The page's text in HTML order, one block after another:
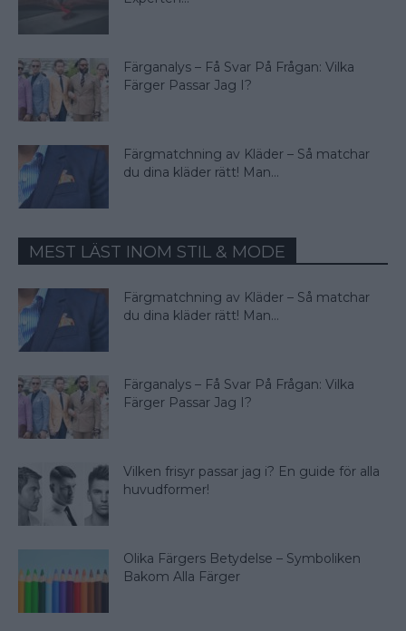
Färganalys – Få Svar På Frågan: Vilka
Färger Passar Jag I?
Färgmatchning av Kläder – Så matchar
du dina kläder rätt! Man...
MEST LÄST INOM STIL & MODE
Färgmatchning av Kläder – Så matchar
du dina kläder rätt! Man...
Färganalys – Få Svar På Frågan: Vilka
Färger Passar Jag I?
Vilken frisyr passar jag i? En guide för alla
huvudformer!
Olika Färgers Betydelse – Symboliken
Bakom Alla Färger